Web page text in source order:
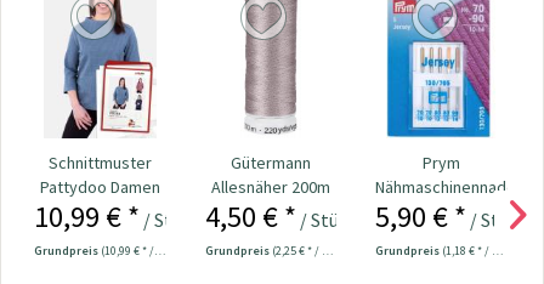
Schnittmuster
Pattydoo Damen
Turtleneck-Shirt...
10,99 € * / Stück
Grundpreis (10,99 € * / 1 Stück)
Gütermann
Allesnäher 200m
Fb. 125 - altrosa
4,50 € * / Stück
Grundpreis (2,25 € * / 100 Meter)
Prym
Nähmaschinennadeln
130/705 Jersey
5,90 € * / Stück
Grundpreis (1,18 € * / 1 Stück)